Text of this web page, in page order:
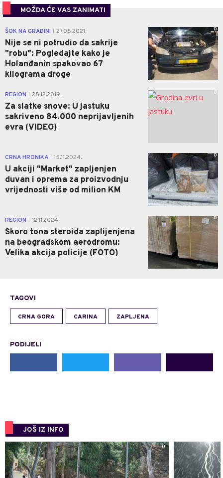
MOŽDA ĆE VAS ZANIMATI
ŠOK NA GRADINI 27.05.2021.
Nije se ni potrudio da sakrije
"robu": Pogledajte kako je
Holanđanin spakovao 67
kilograma droge
0
REGION 25.12.2019.
Za slatke snove: U jastuku
sakriveno 84.000 neprijavljenih
evra (VIDEO)
0
CRNA HRONIKA 15.11.2024.
U akciji "Market" zapljenjen
duvan i oprema za proizvodnju
vrijednosti više od milion KM
0
REGION 12.11.2024.
Skoro tona steroida zaplijenjena
na beogradskom aerodromu:
Velika akcija policije (FOTO)
0
TAGOVI
CRNA GORA CARINA ZAPLJENA
PODIJELI
JOŠ IZ INFO
0